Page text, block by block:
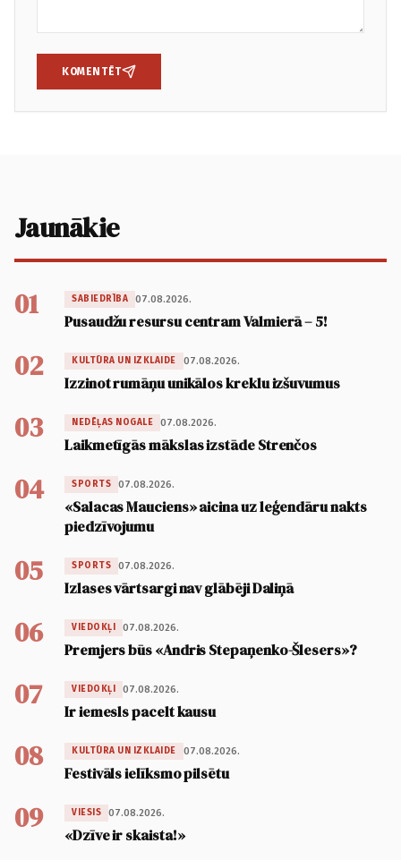
KOMENTĒT
Jaunākie
01 SABIEDRĪBA 07.08.2026.
Pusaudžu resursu centram Valmierā – 5!
02 KULTŪRA UN IZKLAIDE 07.08.2026.
Izzinot rumāņu unikālos kreklu izšuvumus
03 NEDĒĻAS NOGALE 07.08.2026.
Laikmetīgās mākslas izstāde Strenčos
04 SPORTS 07.08.2026.
«Salacas Mauciens» aicina uz leģendāru nakts
piedzīvojumu
05 SPORTS 07.08.2026.
Izlases vārtsargi nav glābēji Daliņā
06 VIEDOKĻI 07.08.2026.
Premjers būs «Andris Stepaņenko-Šlesers»?
07 VIEDOKĻI 07.08.2026.
Ir iemesls pacelt kausu
08 KULTŪRA UN IZKLAIDE 07.08.2026.
Festivāls ielīksmo pilsētu
09 VIESIS 07.08.2026.
«Dzīve ir skaista!»